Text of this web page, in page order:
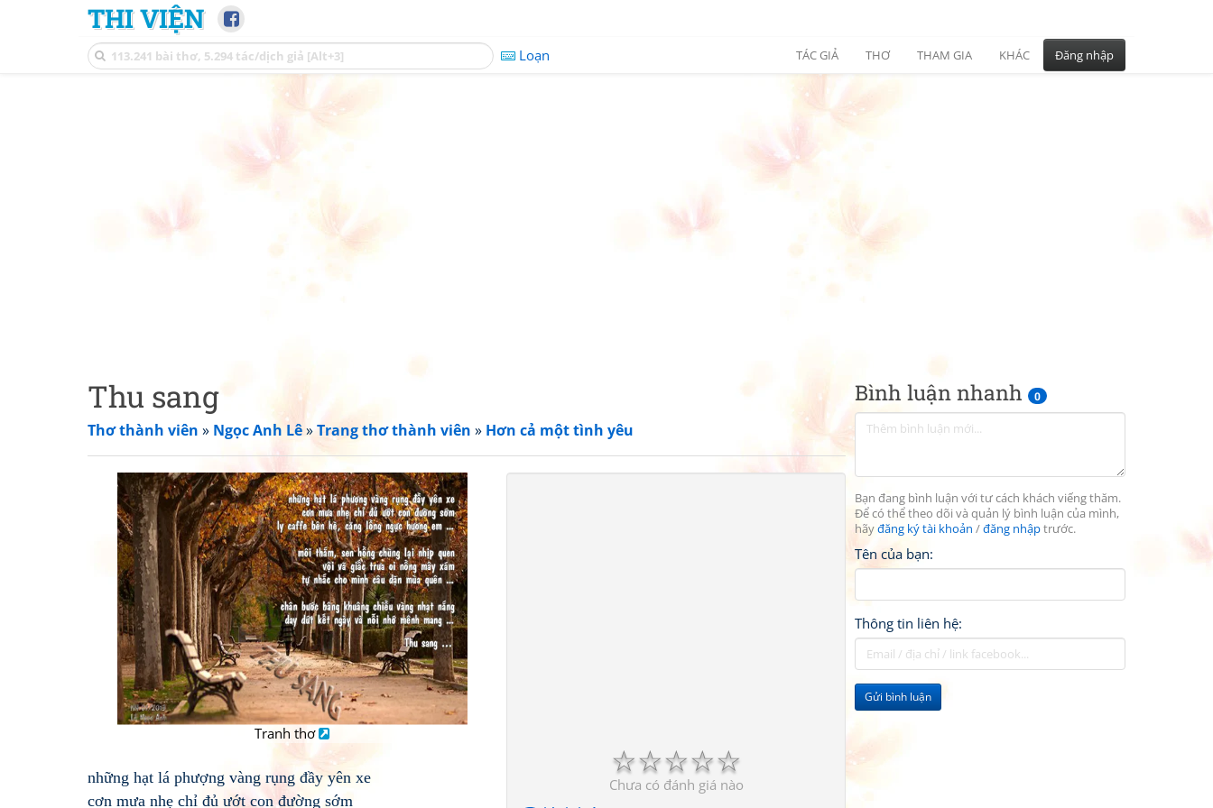
THI VIỆN
Loạn TÁC GIẢ THƠ THAM GIA KHÁC Đăng nhập
Bình luận nhanh 0
Bạn đang bình luận với tư cách khách viếng thăm.
Để có thể theo dõi và quản lý bình luận của mình,
hãyđăng ký tài khoản /đăng nhậptrước.
Tên của bạn:
Thông tin liên hệ:
Gửi bình luận
Thu sang
Thơ thành viên » Ngọc Anh Lê»Trang thơ thành viên » Hơn cả một tình yêu
☆
☆
☆
☆
☆
Chưa có đánh giá nào
Tranh thơ
những hạt lá phượng vàng rụng đầy yên xe
cơn mưa nhẹ chỉ đủ ướt con đường sớm